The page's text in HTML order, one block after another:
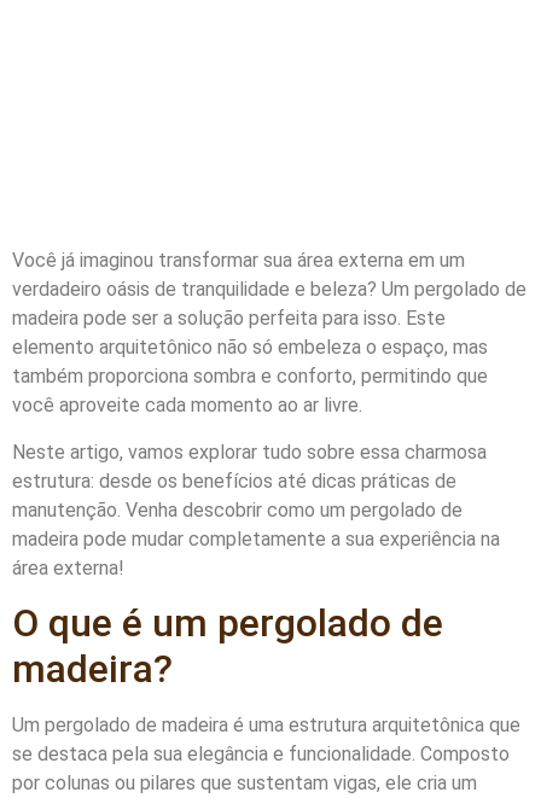
Você já imaginou transformar sua área externa em um
verdadeiro oásis de tranquilidade e beleza? Um pergolado de
madeira pode ser a solução perfeita para isso. Este
elemento arquitetônico não só embeleza o espaço, mas
também proporciona sombra e conforto, permitindo que
você aproveite cada momento ao ar livre.
Neste artigo, vamos explorar tudo sobre essa charmosa
estrutura: desde os benefícios até dicas práticas de
manutenção. Venha descobrir como um pergolado de
madeira pode mudar completamente a sua experiência na
área externa!
O que é um pergolado de
madeira?
Um pergolado de madeira é uma estrutura arquitetônica que
se destaca pela sua elegância e funcionalidade. Composto
por colunas ou pilares que sustentam vigas, ele cria um